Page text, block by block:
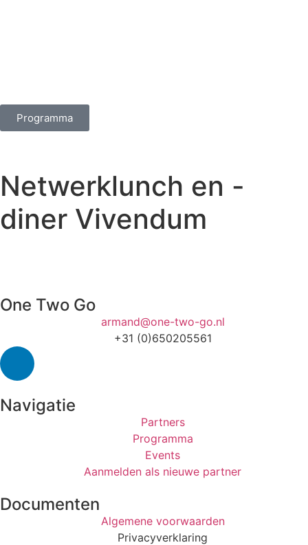
Programma
Netwerklunch en -
diner Vivendum
One Two Go
armand@one-two-go.nl
+31 (0)650205561
Navigatie
Partners
Programma
Events
Aanmelden als nieuwe partner
Documenten
Algemene voorwaarden
Privacyverklaring